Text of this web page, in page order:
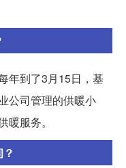
年到了3月15日，基
公司管理的供暖小
服务。